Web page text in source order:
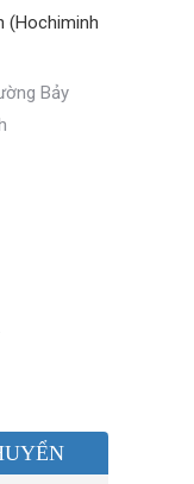
(Hochiminh
Bảy